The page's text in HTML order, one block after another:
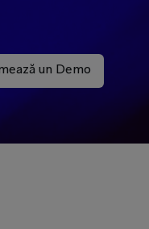
un Demo